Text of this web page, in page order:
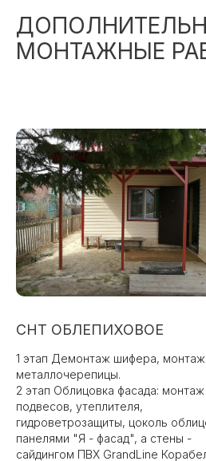
МОНТАЖНЫЕ
СНТ ОБЛЕПИХОВОЕ
1 этап Демонтаж шифера, монтаж
металлочерепицы.
2 этап Облицовка фасада: монтаж
подвесов, утеплителя,
гидроветрозащиты, цоколь
панелями "Я - фасад", а стены -
сайдингом ПВХ GrandLine